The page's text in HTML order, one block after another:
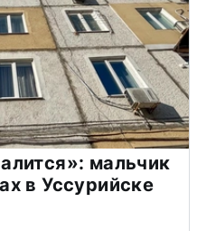
мальчик
в Уссурийске